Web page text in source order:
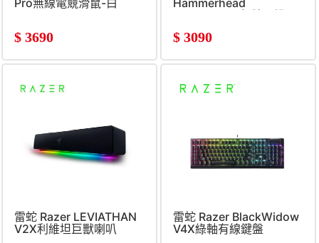
Pro無線電競滑鼠-白
$ 3690
Hammerhead
$ 3090
雷蛇 Razer LEVIATHAN
V2X利維坦巨獸喇叭
雷蛇 Razer BlackWidow
V4X綠軸有線鍵盤